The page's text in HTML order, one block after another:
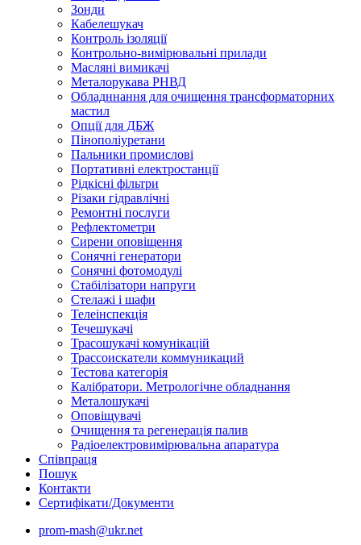
Зонди
Кабелешукач
Контроль ізоляції
Контрольно-вимірювальні прилади
Масляні вимикачі
Металорукава РНВД
Обладннання для очищення трансформаторних
мастил
Опції для ДБЖ
Пінополіуретани
Пальники промислові
Портативні електростанції
Рідкісні фільтри
Різаки гідравлічні
Ремонтнi послуги
Рефлектометри
Сирени оповіщення
Сонячні генератори
Сонячні фотомодулі
Стабілізатори напруги
Стелажі і шафи
Телеінспекція
Течешукачі
Трасошукачі комунікацій
Трассоискатели коммуникаций
Тестова категорія
Калібратори. Метрологічне обладнання
Металошукачі
Оповіщувачі
Очищення та регенерація палив
Радіоелектровимірювальна апаратура
Співпраця
Пошук
Контакти
Сертифікати/Документи
prom-mash@ukr.net